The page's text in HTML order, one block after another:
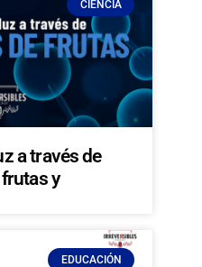
CIENCIA
a través de
y
EDUCACIÓN